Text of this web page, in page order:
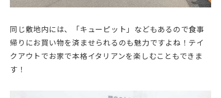
同じ敷地内には、「キューピット」などもあるので食事
帰りにお買い物を済ませられるのも魅力ですよね！テイ
クアウトでお家で本格イタリアンを楽しむこともできま
す！